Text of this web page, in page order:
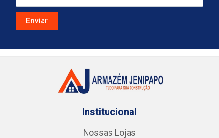
Institucional
Nossas Lojas